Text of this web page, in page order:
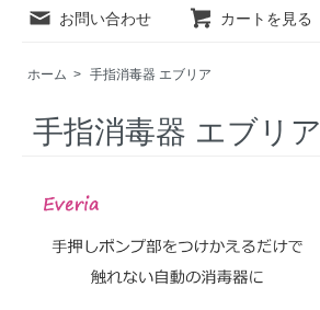
お問い合わせ カートを見る
ホーム > 手指消毒器 エブリア
手指消毒器 エブリア